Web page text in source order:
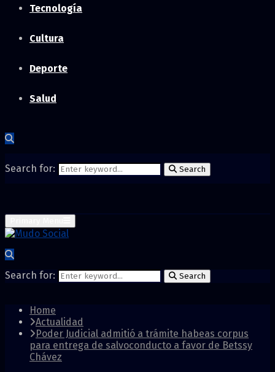
Tecnología
Cultura
Deporte
Salud
Search for: Search
Search for: Search
Home
Actualidad
Poder Judicial admitió a trámite habeas corpus
para entrega de salvoconducto a favor de Betssy
Chávez